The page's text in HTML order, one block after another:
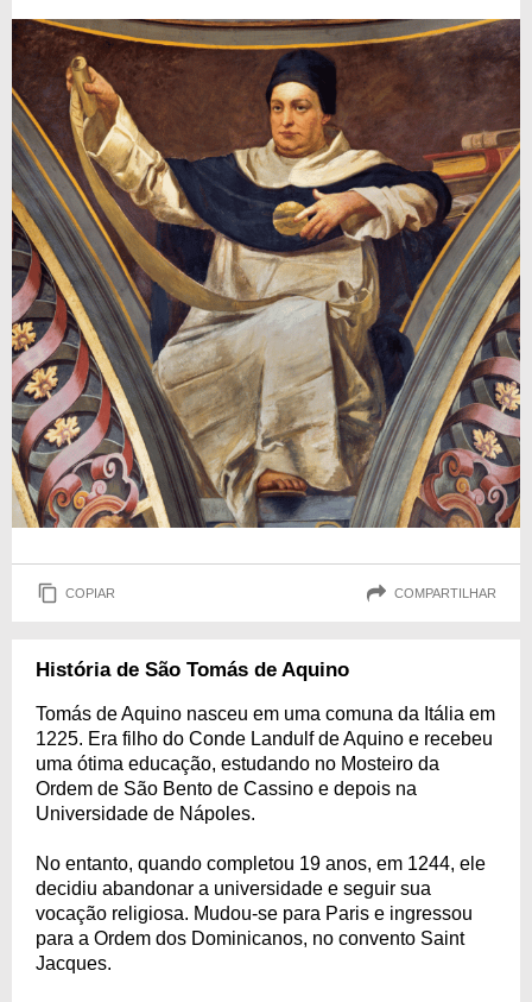
COPIAR COMPARTILHAR
História de São Tomás de Aquino
Tomás de Aquino nasceu em uma comuna da Itália em
1225. Era filho do Conde Landulf de Aquino e recebeu
uma ótima educação, estudando no Mosteiro da
Ordem de São Bento de Cassino e depois na
Universidade de Nápoles.
No entanto, quando completou 19 anos, em 1244, ele
decidiu abandonar a universidade e seguir sua
vocação religiosa. Mudou-se para Paris e ingressou
para a Ordem dos Dominicanos, no convento Saint
Jacques.